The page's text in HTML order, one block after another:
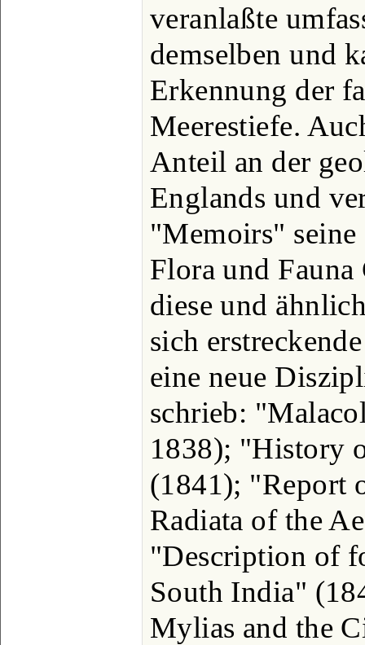
veranlaßte
demselben und
Erkennung der
Meerestiefe.
Anteil an der
Englands und
"Memoirs" seine
Flora und
diese und
sich
eine neue
schrieb:
1838); "History
(1841); "Report
Radiata of the
"Description of
South India"
Mylias and the